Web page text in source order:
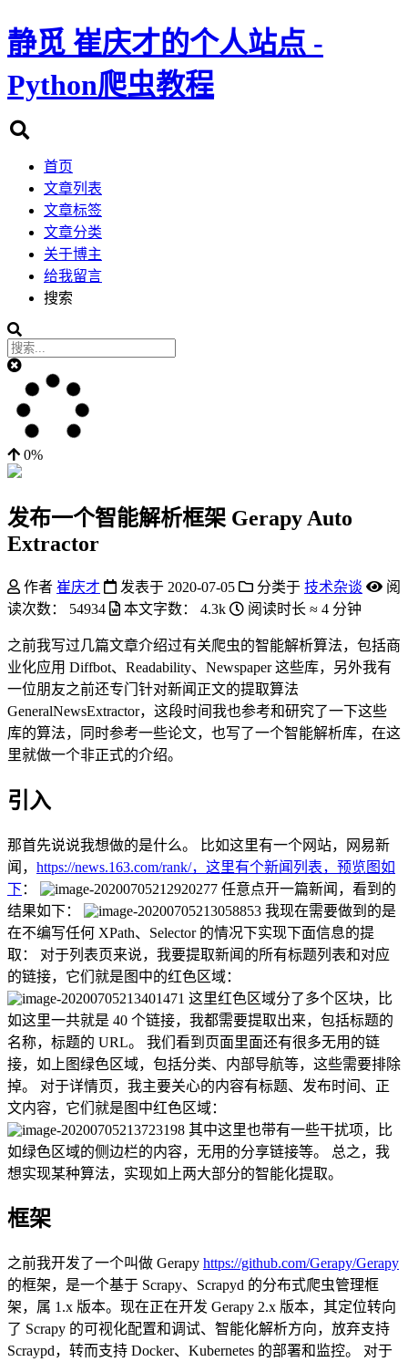
静觅 崔庆才的个人站点 -
Python爬虫教程
首页
文章列表
文章标签
文章分类
关于博主
给我留言
搜索
0%
发布一个智能解析框架 Gerapy Auto
Extractor
作者 崔庆才 发表于 2020-07-05 分类于 技术杂谈
阅
读次数：
54934 本文字数： 4.3k 阅读时长 ≈ 4 分钟
之前我写过几篇文章介绍过有关爬虫的智能解析算法，包括商
业化应用 Diffbot、Readability、Newspaper 这些库，另外我有
一位朋友之前还专门针对新闻正文的提取算法
GeneralNewsExtractor，这段时间我也参考和研究了一下这些
库的算法，同时参考一些论文，也写了一个智能解析库，在这
里就做一个非正式的介绍。
引入
那首先说说我想做的是什么。 比如这里有一个网站，网易新
闻， https://news.163.com/rank/，这里有个新闻列表，预览图如
下：
任意点开一篇新闻，看到的
结果如下：
我现在需要做到的是
在不编写任何 XPath、Selector 的情况下实现下面信息的提
取： 对于列表页来说，我要提取新闻的所有标题列表和对应
的链接，它们就是图中的红色区域：
这里红色区域分了多个区块，比
如这里一共就是 40 个链接，我都需要提取出来，包括标题的
名称，标题的 URL。 我们看到页面里面还有很多无用的链
接，如上图绿色区域，包括分类、内部导航等，这些需要排除
掉。 对于详情页，我主要关心的内容有标题、发布时间、正
文内容，它们就是图中红色区域：
其中这里也带有一些干扰项，比
如绿色区域的侧边栏的内容，无用的分享链接等。 总之，我
想实现某种算法，实现如上两大部分的智能化提取。
框架
之前我开发了一个叫做 Gerapy https://github.com/Gerapy/Gerapy
的框架，是一个基于 Scrapy、Scrapyd 的分布式爬虫管理框
架，属 1.x 版本。现在正在开发 Gerapy 2.x 版本，其定位转向
了 Scrapy 的可视化配置和调试、智能化解析方向，放弃支持
Scraypd，转而支持 Docker、Kubernetes 的部署和监控。 对于